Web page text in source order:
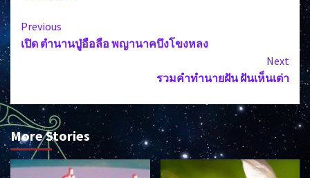
Continue
Reading
Previous
เปิด ตำนานปู่อือลือ พญานาคบึงโขงหลง
Next
รวมคำทำนายฝัน ฝันเห็นเต่า
More Stories